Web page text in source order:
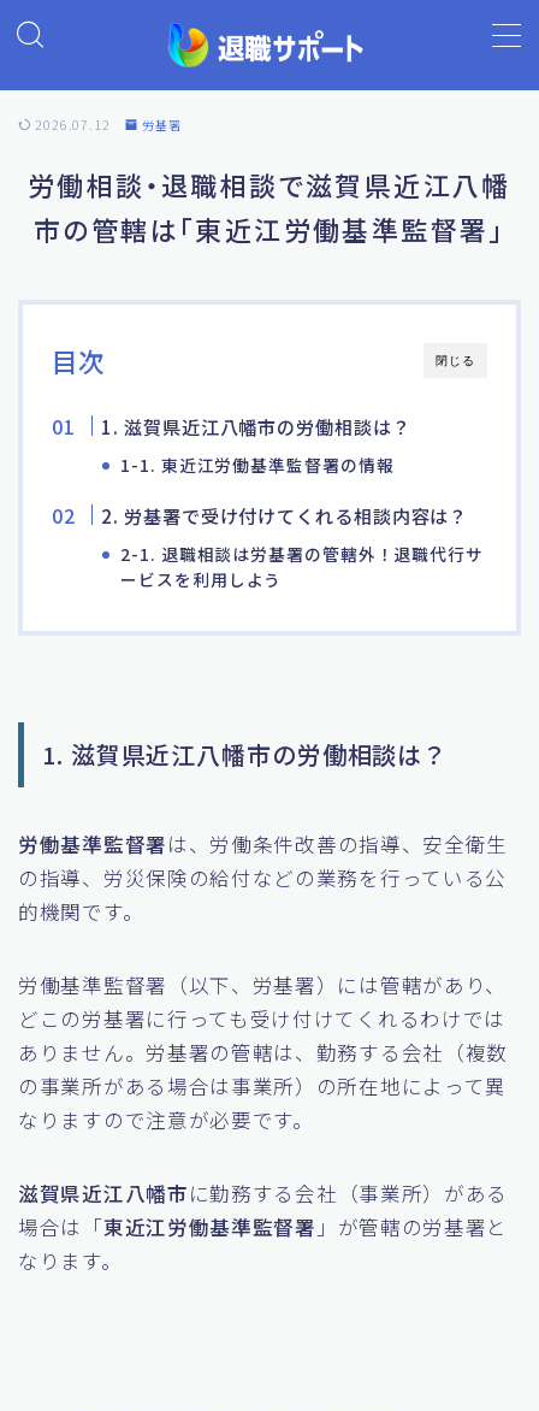
MENU
ホーム
退職代行の基礎知識
退職代行ランキング
退職代行 退職サポート
よくあるご質問
2026.07.12 労基署
労働相談・退職相談で滋賀県近江八幡
市の管轄は「東近江労働基準監督署」
閉じる
目次
1. 滋賀県近江八幡市の労働相談は？
1-1. 東近江労働基準監督署の情報
2. 労基署で受け付けてくれる相談内容は？
2-1. 退職相談は労基署の管轄外！退職代行サ
ービスを利用しよう
1. 滋賀県近江八幡市の労働相談は？
労働基準監督署は、労働条件改善の指導、安全衛生
の指導、労災保険の給付などの業務を行っている公
的機関です。
労働基準監督署（以下、労基署）には管轄があり、
どこの労基署に行っても受け付けてくれるわけでは
ありません。労基署の管轄は、勤務する会社（複数
の事業所がある場合は事業所）の所在地によって異
なりますので注意が必要です。
滋賀県近江八幡市に勤務する会社（事業所）がある
場合は「東近江労働基準監督署 」が管轄の労基署と
なります。